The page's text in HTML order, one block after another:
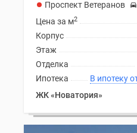
Проспект Ветеранов
Цена за м2
Корпус
Этаж
Отделка
Ипотека
ЖК «Новатория»